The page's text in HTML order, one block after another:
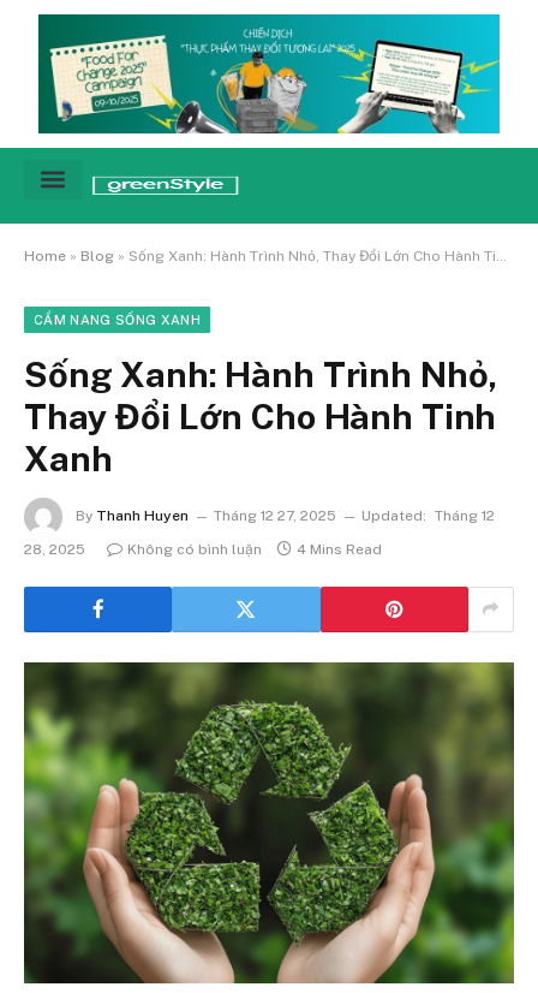
Home » Blog » Sống Xanh: Hành Trình Nhỏ, Thay Đổi Lớn Cho Hành Tinh Xanh
CẨM NANG SỐNG XANH
Sống Xanh: Hành Trình Nhỏ,
Thay Đổi Lớn Cho Hành Tinh
Xanh
By Thanh Huyen Tháng 12 27, 2025 Updated: Tháng 12
28, 2025
Không có bình luận 4 Mins Read